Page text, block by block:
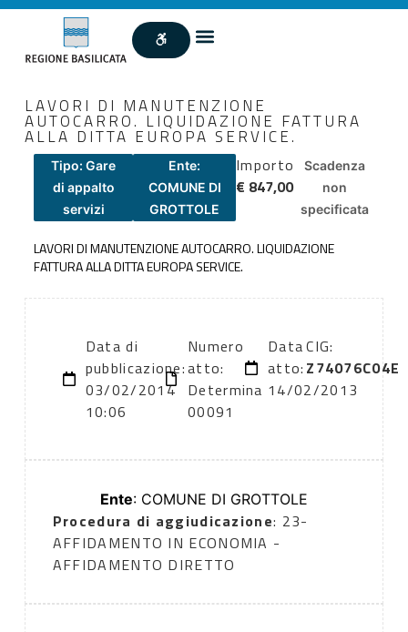
LAVORI DI MANUTENZIONE
AUTOCARRO. LIQUIDAZIONE FATTURA
ALLA DITTA EUROPA SERVICE.
Tipo: Gare
di appalto
servizi
Ente:
COMUNE DI
GROTTOLE
Importo
€ 847,00
Scadenza
non
specificata
LAVORI DI MANUTENZIONE AUTOCARRO. LIQUIDAZIONE
FATTURA ALLA DITTA EUROPA SERVICE.
Data di
pubblicazione:
03/02/2014
10:06
Numero
atto:
Determina
00091
Data
atto:
14/02/2013
CIG:
Z74076C04E
Ente: COMUNE DI GROTTOLE
Procedura di aggiudicazione: 23-
AFFIDAMENTO IN ECONOMIA -
AFFIDAMENTO DIRETTO